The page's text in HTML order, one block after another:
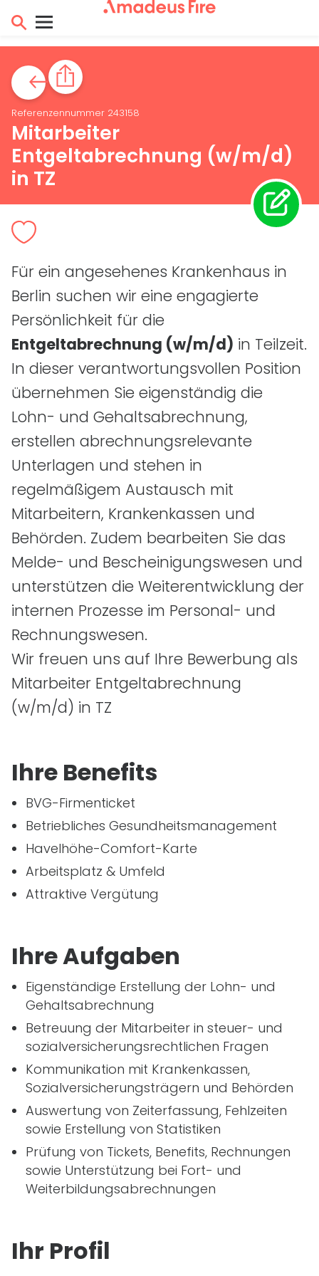
Referenzennummer 243158
Mitarbeiter
Entgeltabrechnung (w/m/d)
in TZ
Für ein angesehenes Krankenhaus in
Berlin suchen wir eine engagierte
Persönlichkeit für die
Entgeltabrechnung (w/m/d) in Teilzeit.
In dieser verantwortungsvollen Position
übernehmen Sie eigenständig die
Lohn- und Gehaltsabrechnung,
erstellen abrechnungsrelevante
Unterlagen und stehen in
regelmäßigem Austausch mit
Mitarbeitern, Krankenkassen und
Behörden. Zudem bearbeiten Sie das
Melde- und Bescheinigungswesen und
unterstützen die Weiterentwicklung der
internen Prozesse im Personal- und
Rechnungswesen.
Wir freuen uns auf Ihre Bewerbung als
Mitarbeiter Entgeltabrechnung
(w/m/d) in TZ
Ihre Benefits
BVG-Firmenticket
Betriebliches Gesundheitsmanagement
Havelhöhe-Comfort-Karte
Arbeitsplatz & Umfeld
Attraktive Vergütung
Ihre Aufgaben
Eigenständige Erstellung der Lohn- und
Gehaltsabrechnung
Betreuung der Mitarbeiter in steuer- und
sozialversicherungsrechtlichen Fragen
Kommunikation mit Krankenkassen,
Sozialversicherungsträgern und Behörden
Auswertung von Zeiterfassung, Fehlzeiten
sowie Erstellung von Statistiken
Prüfung von Tickets, Benefits, Rechnungen
sowie Unterstützung bei Fort- und
Weiterbildungsabrechnungen
Ihr Profil